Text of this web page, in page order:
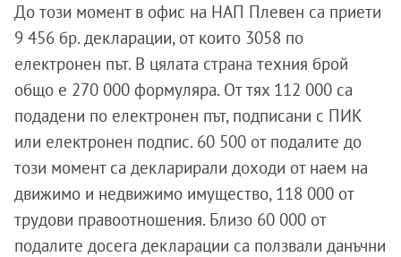
До този момент в офис на НАП Плевен са приети
9 456 бр. декларации, от които 3058 по
електронен път. В цялата страна техния брой
общо е 270 000 формуляра. От тях 112 000 са
подадени по електронен път, подписани с ПИК
или електронен подпис. 60 500 от подалите до
този момент са декларирали доходи от наем на
движимо и недвижимо имущество, 118 000 от
трудови правоотношения. Близо 60 000 от
подалите досега декларации са ползвали данъчни